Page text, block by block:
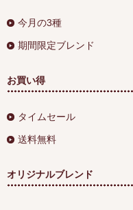
今月の3種
期間限定ブレンド
お買い得
タイムセール
送料無料
オリジナルブレンド